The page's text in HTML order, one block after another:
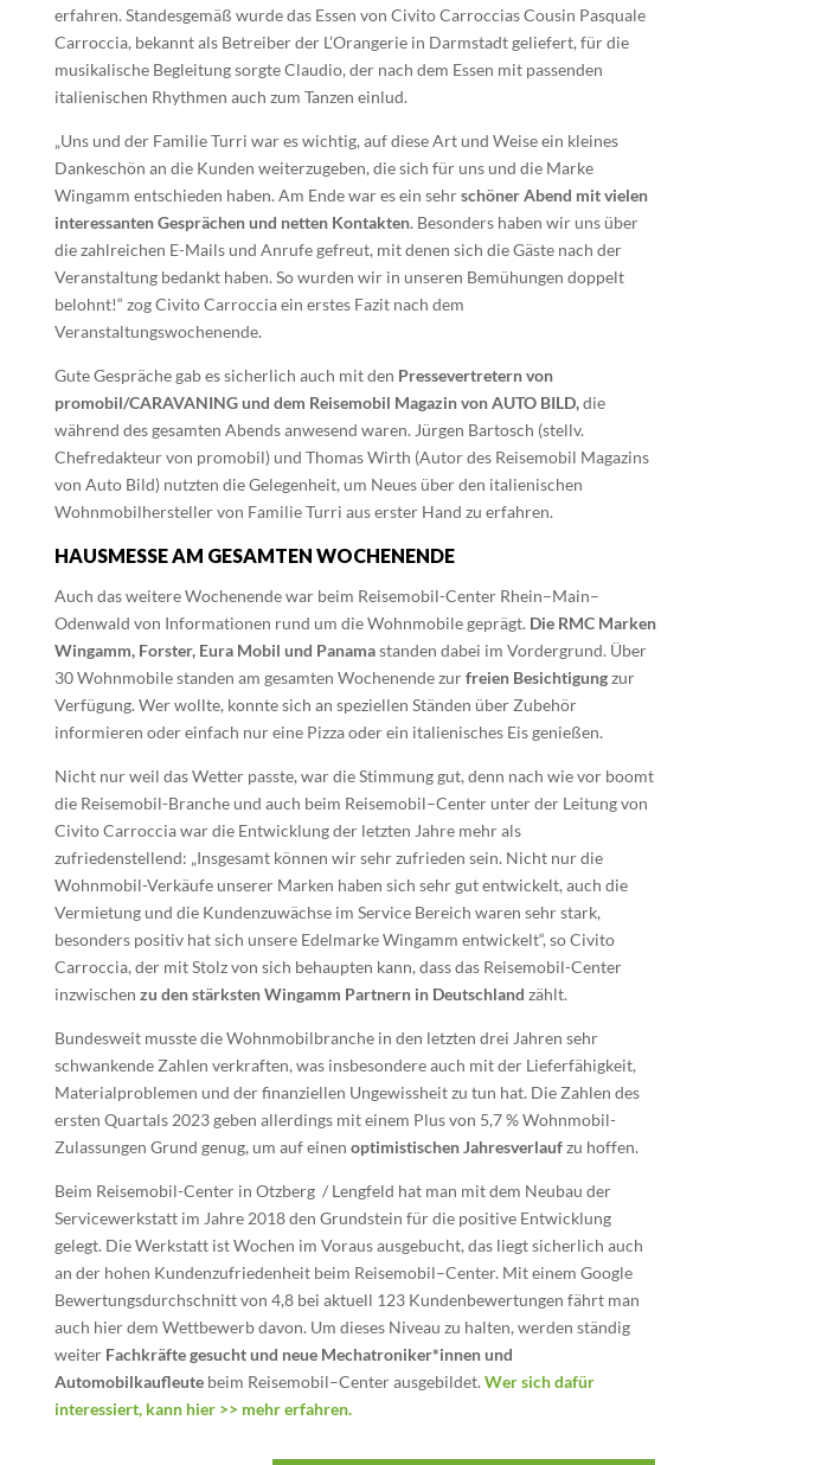
erfahren. Standesgemäß wurde das Essen von Civito Carroccias Cousin Pasquale
Carroccia, bekannt als Betreiber der L’Orangerie in Darmstadt geliefert, für die
musikalische Begleitung sorgte Claudio, der nach dem Essen mit passenden
italienischen Rhythmen auch zum Tanzen einlud.
„Uns und der FamilieTurri war es wichtig, auf diese Art und Weise ein kleines
Dankeschön an die Kunden weiterzugeben, die sich für uns und die Marke
Wingamm entschieden haben. Am Ende war es ein sehrschöner Abend mit vielen
interessanten Gesprächen und netten Kontakten. Besonders haben wir uns über
die zahlreichen E-Mails und Anrufe gefreut, mit denen sich die Gäste nach der
Veranstaltung bedankt haben. So wurden wir in unseren Bemühungen doppelt
belohnt!“ zog Civito Carroccia ein erstes Fazit nach dem
Veranstaltungswochenende.
Gute Gespräche gab es sicherlich auch mit den Pressevertreternvon
promobil/CARAVANINGund dem Reisemobil Magazin von AUTO BILD,die
während des gesamten Abends anwesend waren. Jürgen Bartosch (stellv.
Chefredakteur von promobil) und ThomasWirth (Autordes Reisemobil Magazins
von Auto Bild) nutzten die Gelegenheit, um Neuesüber den italienischen
Wohnmobilhersteller von Familie Turri aus erster Hand zu erfahren.
HAUSMESSE AM GESAMTEN WOCHENENDE
Auch das weitere Wochenende war beim Reisemobil-Center Rhein–Main–
Odenwald von Informationen rund um die Wohnmobile geprägt. Die RMC Marken
Wingamm, Forster, Eura Mobil und Panamastanden dabei im Vordergrund. Über
30 Wohnmobile standen am gesamten Wochenende zurfreien Besichtigungzur
Verfügung. Wer wollte, konnte sich an speziellen Ständen über Zubehör
informieren oder einfach nur eine Pizza oder ein italienisches Eis genießen.
Nicht nur weil das Wetter passte, war die Stimmung gut, denn nach wie vor boomt
die Reisemobil-Branche und auch beim Reisemobil–Center unter der Leitung von
Civito Carroccia war die Entwicklung der letzten Jahre mehr als
zufriedenstellend: „Insgesamt können wir sehr zufrieden sein. Nicht nur die
Wohnmobil-Verkäufe unserer Marken haben sich sehr gut entwickelt, auch die
Vermietung und die Kundenzuwächse im Service Bereich waren sehr stark,
besonders positiv hat sich unsere Edelmarke Wingamm entwickelt“, so Civito
Carroccia, der mit Stolz von sich behaupten kann, dass das Reisemobil-Center
inzwischen zu den stärksten Wingamm Partnern in Deutschland zählt.
Bundesweit musste die Wohnmobilbranche in den letzten drei Jahren sehr
schwankende Zahlen verkraften, was insbesondere auch mit der Lieferfähigkeit,
Materialproblemen und der finanziellen Ungewissheit zu tun hat. Die Zahlen des
ersten Quartals 2023 geben allerdings mit einem Plus von 5,7 % Wohnmobil-
Zulassungen Grund genug, um auf einen optimistischen Jahresverlaufzu hoffen.
Beim Reisemobil-Center in Otzberg / Lengfeld hat man mit dem Neubau der
Servicewerkstatt im Jahre 2018 den Grundstein für die positive Entwicklung
gelegt. Die Werkstatt ist Wochen im Voraus ausgebucht, das liegt sicherlich auch
an der hohen Kundenzufriedenheit beim Reisemobil–Center. Mit einem Google
Bewertungsdurchschnitt von 4,8 bei aktuell 123 Kundenbewertungen fährt man
auch hier dem Wettbewerb davon. Um dieses Niveau zu halten, werden ständig
weiter Fachkräfte gesucht und neue Mechatroniker*innen und
Automobilkaufleutebeim Reisemobil–Center ausgebildet. Wer sich dafür
interessiert, kann hier >> mehr erfahren.